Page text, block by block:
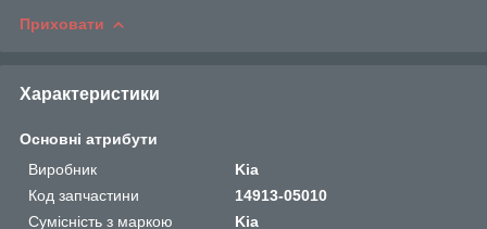
Приховати
Характеристики
Основні атрибути
Виробник
Kia
Код запчастини
14913-05010
Сумісність з маркою
Kia